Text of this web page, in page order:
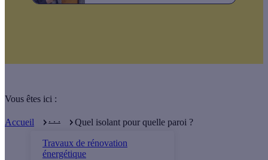
Vous êtes ici :
Accueil . . .
Travaux de rénovation
énergétique
Quel isolant pour quelle paroi ?